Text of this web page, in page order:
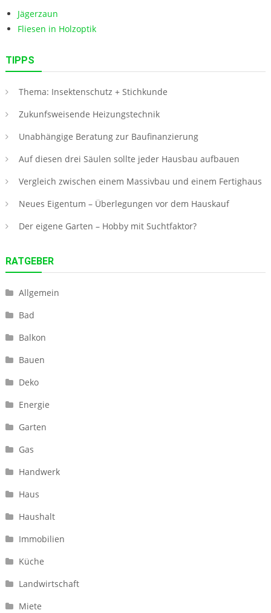
Jägerzaun
Fliesen in Holzoptik
TIPPS
Thema: Insektenschutz + Stichkunde
Zukunfsweisende Heizungstechnik
Unabhängige Beratung zur Baufinanzierung
Auf diesen drei Säulen sollte jeder Hausbau aufbauen
Vergleich zwischen einem Massivbau und einem Fertighaus
Neues Eigentum – Überlegungen vor dem Hauskauf
Der eigene Garten – Hobby mit Suchtfaktor?
RATGEBER
Allgemein
Bad
Balkon
Bauen
Deko
Energie
Garten
Gas
Handwerk
Haus
Haushalt
Immobilien
Küche
Landwirtschaft
Miete